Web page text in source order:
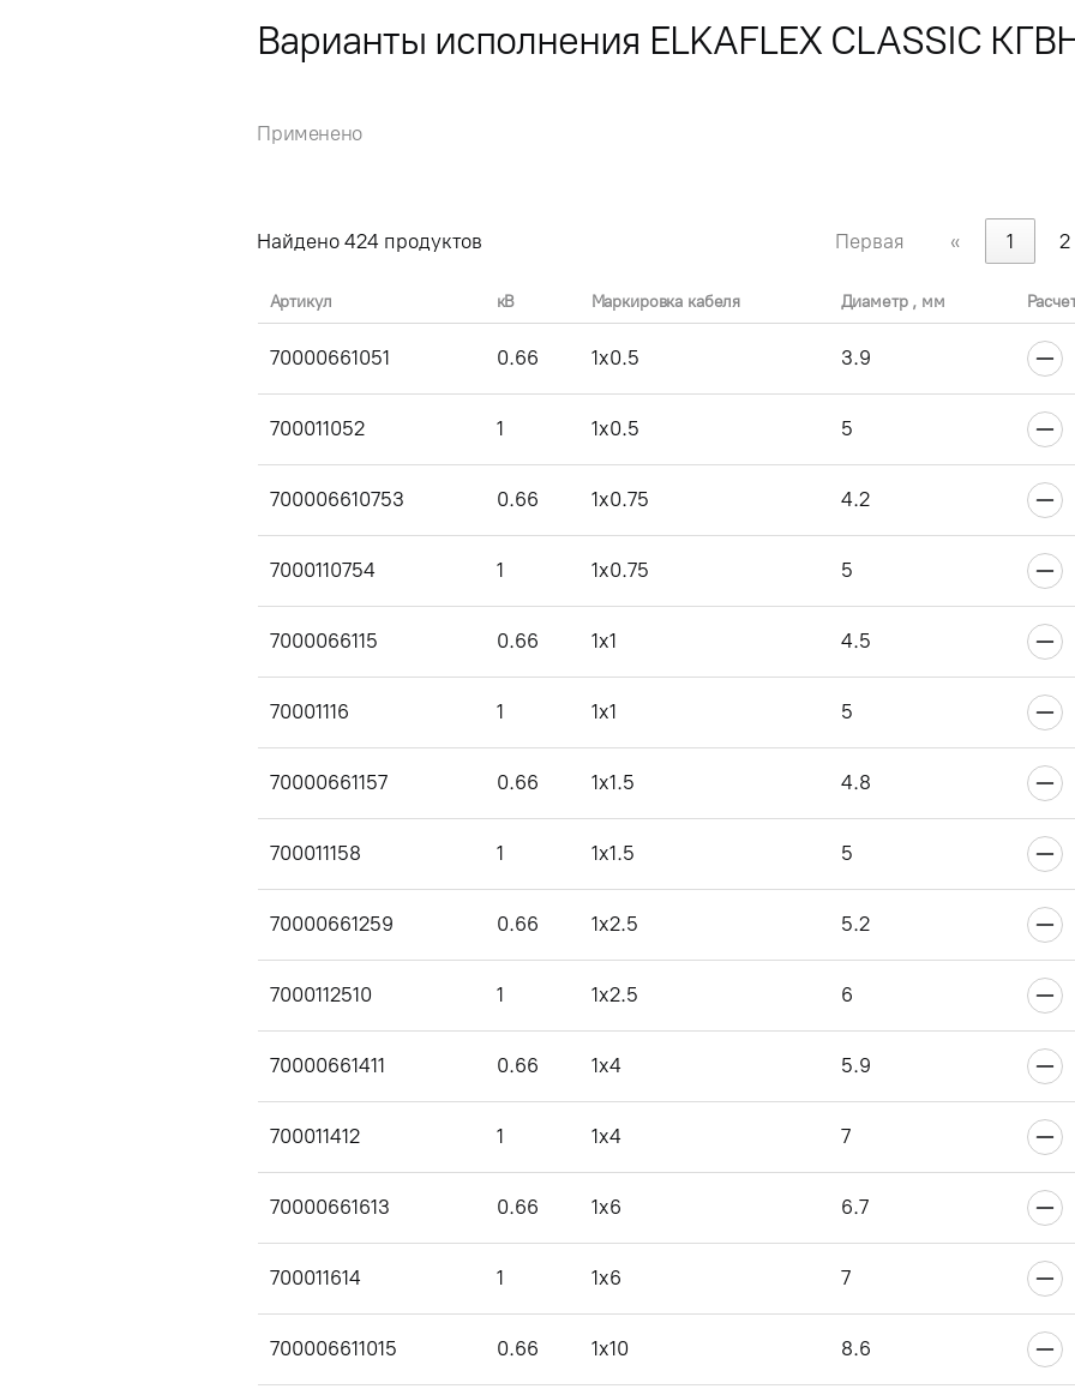
Варианты исполнения ELKAFLEX CLASSIC
Применено
Найдено424 продуктов Первая « 1 2
Артикул кВ Маркировка кабеля Диаметр , мм
70000661051 0.66 1x0.5 3.9
700011052 1 1x0.5 5
700006610753 0.66 1x0.75 4.2
7000110754 1 1x0.75 5
7000066115 0.66 1x1 4.5
70001116 1 1x1 5
70000661157 0.66 1x1.5 4.8
700011158 1 1x1.5 5
70000661259 0.66 1x2.5 5.2
7000112510 1 1x2.5 6
70000661411 0.66 1x4 5.9
700011412 1 1x4 7
70000661613 0.66 1x6 6.7
700011614 1 1x6 7
700006611015 0.66 1x10 8.6